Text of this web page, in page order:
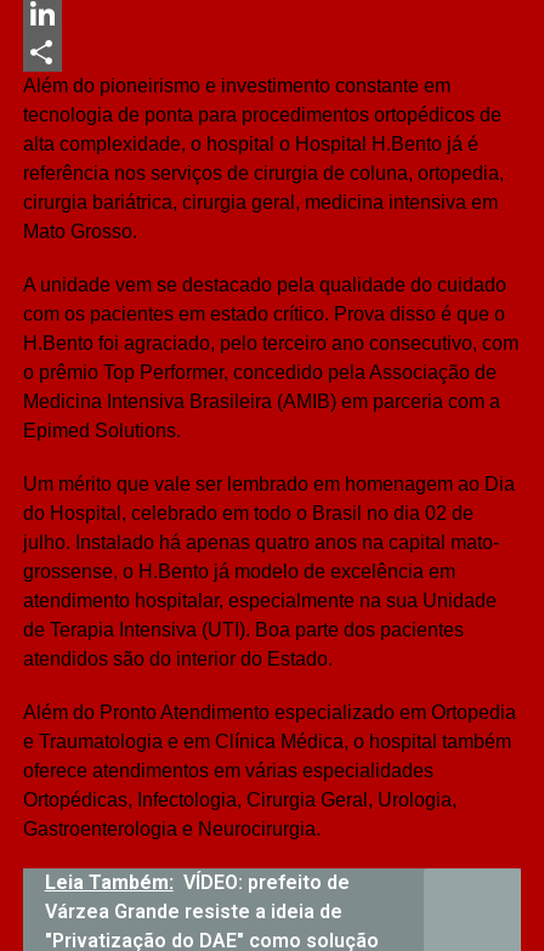
Messenger
LinkedIn
Share
Além do pioneirismo e investimento constante em
tecnologia de ponta para procedimentos ortopédicos de
alta complexidade, o hospital o Hospital H.Bento já é
referência nos serviços de cirurgia de coluna, ortopedia,
cirurgia bariátrica, cirurgia geral, medicina intensiva em
Mato Grosso.
A unidade vem se destacado pela qualidade do cuidado
com os pacientes em estado crítico. Prova disso é que o
H.Bento foi agraciado, pelo terceiro ano consecutivo, com
o prêmio Top Performer, concedido pela Associação de
Medicina Intensiva Brasileira (AMIB) em parceria com a
Epimed Solutions.
Um mérito que vale ser lembrado em homenagem ao Dia
do Hospital, celebrado em todo o Brasil no dia 02 de
julho. Instalado há apenas quatro anos na capital mato-
grossense, o H.Bento já modelo de excelência em
atendimento hospitalar, especialmente na sua Unidade
de Terapia Intensiva (UTI). Boa parte dos pacientes
atendidos são do interior do Estado.
Além do Pronto Atendimento especializado em Ortopedia
e Traumatologia e em Clínica Médica, o hospital também
oferece atendimentos em várias especialidades
Ortopédicas, Infectologia, Cirurgia Geral, Urologia,
Gastroenterologia e Neurocirurgia.
Leia Também: VÍDEO: prefeito de
Várzea Grande resiste a ideia de
"Privatização do DAE" como solução